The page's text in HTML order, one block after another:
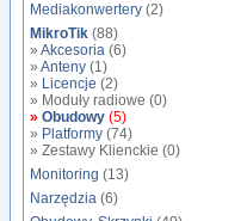
Mediakonwertery (2)
MikroTik (88)
» Akcesoria (6)
» Anteny (1)
» Licencje (2)
» Moduły radiowe (0)
» Obudowy (5)
» Platformy (74)
» Zestawy Klienckie (0)
Monitoring (13)
Narzędzia (6)